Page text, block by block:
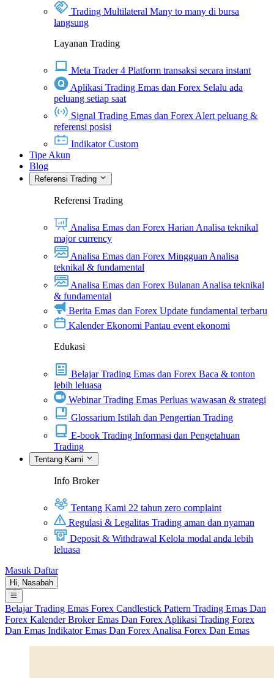
Trading Multilateral Many to many di bursa
langsung
Layanan Trading
Meta Trader 4 Platform transaksi secara instant
Aplikasi Trading Emas dan Forex Selalu ada
peluang setiap saat
Signal Trading Emas dan Forex Alert peluang &
referensi posisi
Indikator Custom
Tipe Akun
Blog
Referensi Trading
Referensi Trading
Analisa Emas dan Forex Harian Analisa teknikal
major currency
Analisa Emas dan Forex Mingguan Analisa
teknikal & fundamental
Analisa Emas dan Forex Bulanan Analisa teknikal
& fundamental
Berita Emas dan Forex Update fundamental terbaru
Kalender Ekonomi Pantau event ekonomi
Edukasi
Belajar Trading Emas dan Forex Baca & tonton
lebih leluasa
Webinar Trading Emas Perluas wawasan & strategi
Glossarium Istilah dan Pengertian Trading
E-book Trading Informasi dan Pengetahuan
Trading
Tentang Kami
Info Broker
Tentang Kami 22 tahun zero complaint
Regulasi & Legalitas Trading aman dan nyaman
Deposit & Withdrawal Kelola modal anda lebih
leluasa
Masuk Daftar
Hi, Nasabah
Belajar Trading Emas Forex Candlestick Pattern Trading Emas Dan
Forex KalenderBroker Emas Dan Forex Aplikasi Trading Forex
Dan Emas Indikator Emas Dan Forex Analisa Forex Dan Emas